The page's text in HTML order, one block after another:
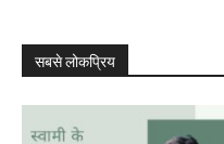
सबसे लोकप्रिय